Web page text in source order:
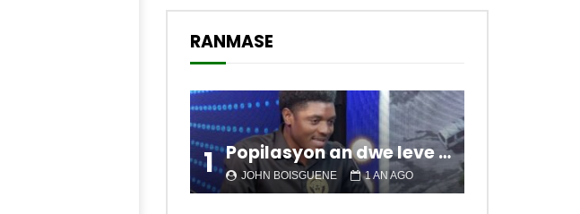
RANMASE
1 Popilasyon an dwe leve kanpe pou chanje sitiyasyon kawotik l’ap viv nan peyi a.
JOHN BOISGUENE 1 AN AGO